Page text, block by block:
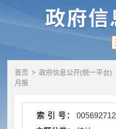
首页 > 政府信息公开(统一平台)
月报
索 引 号：